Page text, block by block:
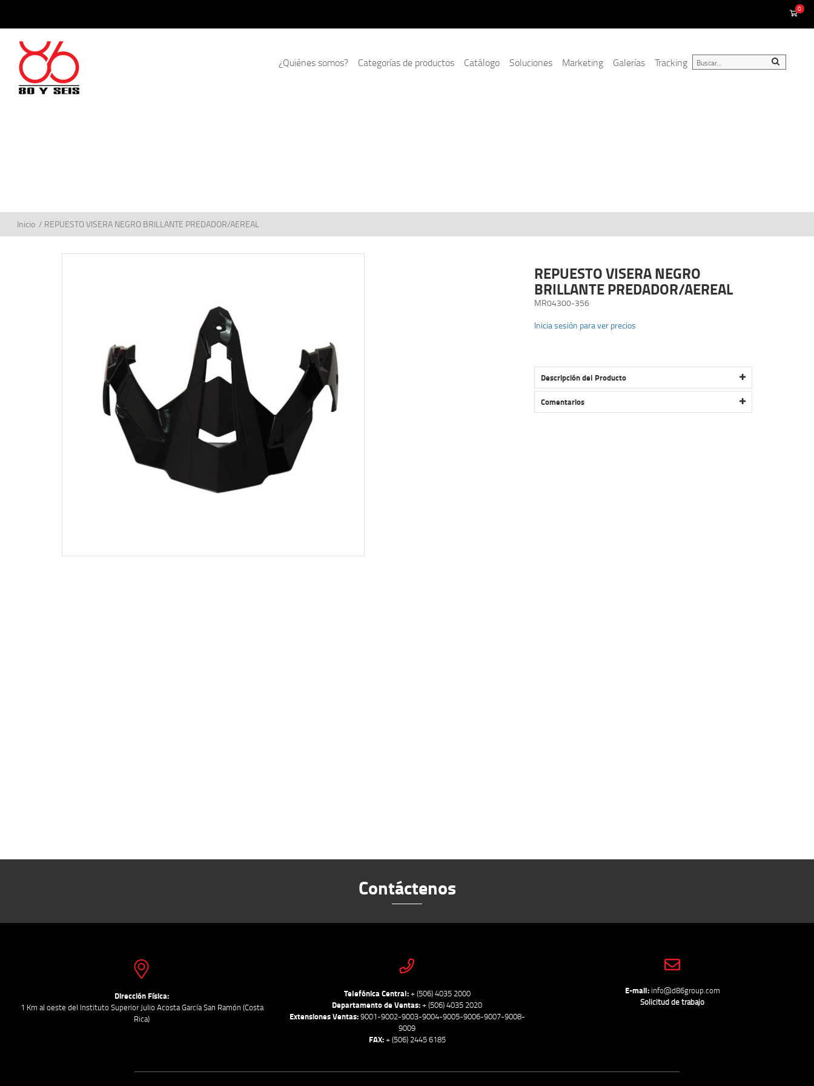
0
¿Quiénes somos? Categorías de productos Catálogo Soluciones Marketing Galerías Tracking
Inicio / REPUESTO VISERA NEGRO BRILLANTE PREDADOR/AEREAL
REPUESTO VISERA NEGRO
BRILLANTE PREDADOR/AEREAL
MR04300-356
Inicia sesión para ver precios
Descripción del Producto
REPUESTO VISERA NEGRO BRILLANTE
PREDADOR/AEREAL
Comentarios
Contáctenos
Dirección Física:
1 Km al oeste del Instituto Superior Julio Acosta García San Ramón (Costa
Rica)
Telefónica Central:+ (506) 4035 2000
Departamento de Ventas:+ (506) 4035 2020
Extensiones Ventas:9001-9002-9003-9004-9005-9006-9007-9008-
9009
FAX:+ (506) 2445 6185
E-mail: info@d86group.com
Solicitud de trabajo